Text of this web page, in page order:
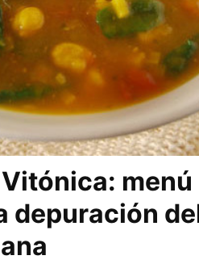
menú
depuración